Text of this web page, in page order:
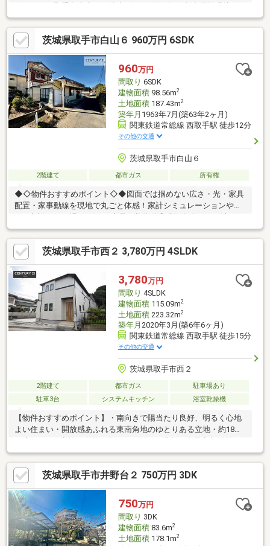
山小学校まで徒歩12分■取手第二中学校まで徒歩19分■ビッグエー
取手白山店まで徒歩4分■西取手駅まで徒歩8分◆ご案内室内や周
辺の様子は現地でご確認いただけます。お気軽にお問い合わせく
ださい。
茨城県取手市白山６ 960万円 6SDK
960万円
間取り 6SDK
建物面積98.56m2
土地面積187.43m2
築年月 1963年7月(築63年2ヶ月)
関東鉄道常総線 西取手駅 徒歩12分
その他の交通
茨城県取手市白山６
2階建て 都市ガス 所有権
◆◇物件おすすめポイント◇◆図面では掴めない広さ・光・家具
配置・家事動線を現地で丸ごと体感！家計シミュレーションやロ
ーン相談もその場でOK。～内見可能物件◎現況有姿でのお渡しと
なります～◆住みやすい6SDK☆彡敷地面積広々56坪以上↑↑◇お
料理に集中できる壁付キッチン採用(*^^*)◆和室は5部屋ございま
す！子供部屋にもぴったり☆客間・寝室・趣味部屋など、ライフ
スタイルに合わせて活用可能◎◇アウトドア用品や大きな荷物も
収納可能♪倉庫5帖♪◆引っ越してすぐに使える◎エアコン5台つ
き！〇● 頭金０円、諸費用込み全額ローン可能 ●〇* 詳細は弊社ス
タッフまでお問い合わせ下さい
茨城県取手市西２ 3,780万円 4SLDK
3,780万円
間取り 4SLDK
建物面積115.09m2
土地面積223.32m2
築年月 2020年3月(築6年6ヶ月)
関東鉄道常総線 西取手駅 徒歩15分
その他の交通
茨城県取手市西２
2階建て 都市ガス
駐車場あり
駐車3台
システムキッチン 浴室乾燥機
【物件おすすめポイント】・南向きで陽当たり良好、明るく心地
よい住まい・開放感あふれる東南角地のゆとりある立地・約18帖
でお部屋をすっきり使えます・パントリー・SIC・WIC・フリース
ペースなど収納充実・家族との会話が弾む開放的な対面式キッチ
ン・大型バイク3～4台が駐車可能なゆとりの大型ガレージ・来客
時にも安心のお車6台駐車可能・3部屋から出入りできる便利なワ
イドバルコニー・小・中学校徒歩圏内でお子様の通学も安心
茨城県取手市井野台２ 750万円 3DK
750万円
間取り 3DK
建物面積83.6m2
土地面積178.1m2